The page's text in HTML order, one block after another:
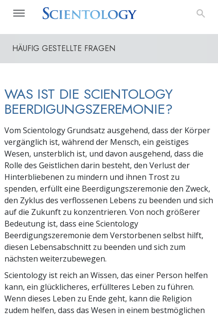
HÄUFIG GESTELLTE FRAGEN
WAS IST DIE SCIENTOLOGY
BEERDIGUNGSZEREMONIE?
Vom Scientology Grundsatz ausgehend, dass der Körper
vergänglich ist, während der Mensch, ein geistiges
Wesen, unsterblich ist, und davon ausgehend, dass die
Rolle des Geistlichen darin besteht, den Verlust der
Hinterbliebenen zu mindern und ihnen Trost zu
spenden, erfüllt eine Beerdigungszeremonie den Zweck,
den Zyklus des verflossenen Lebens zu beenden und sich
auf die Zukunft zu konzentrieren. Von noch größerer
Bedeutung ist, dass eine Scientology
Beerdigungszeremonie dem Verstorbenen selbst hilft,
diesen Lebensabschnitt zu beenden und sich zum
nächsten weiterzubewegen.
Scientology ist reich an Wissen, das einer Person helfen
kann, ein glücklicheres, erfüllteres Leben zu führen.
Wenn dieses Leben zu Ende geht, kann die Religion
zudem helfen, dass das Wesen in einem bestmöglichen